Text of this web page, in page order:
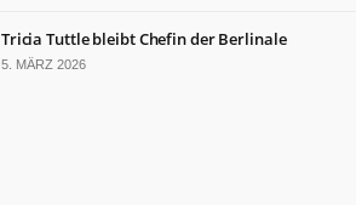
Tricia Tuttle bleibt Chefin der Berlinale
5. MÄRZ 2026